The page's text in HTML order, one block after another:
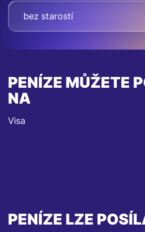
bez starostí
PENÍZE MŮŽETE
NA
Visa
PENÍZE LZE